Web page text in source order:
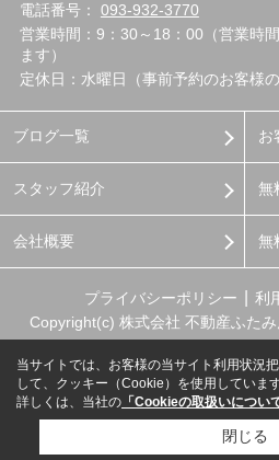
電話番号： 093-932-3770
営業時間：9：30～18：00（営業時
ます）
定休日：水曜日（事前予約のお客様
ブログ一覧
スタッフ紹介
会社概要
お
無
無
プライバシーポリシー 利
Copyright(c) 株式会社 不動産ふた
当サイトでは、お客様の当サイト利用状況
して、クッキー（Cookie）を使用しています
詳しくは、当社の 「Cookieの取扱いについ
閉じる